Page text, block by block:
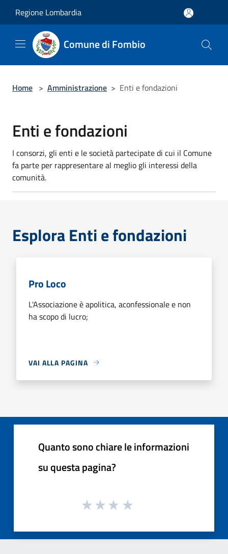
Regione Lombardia
Comune di Fombio
Home > Amministrazione > Enti e fondazioni
Enti e fondazioni
I consorzi, gli enti e le società partecipate di cui il Comune
fa parte per rappresentare al meglio gli interessi della
comunità.
Esplora Enti e fondazioni
Pro Loco
L'Associazione è apolitica, aconfessionale e non
ha scopo di lucro;
VAI ALLA PAGINA
Quanto sono chiare le informazioni
su questa pagina?